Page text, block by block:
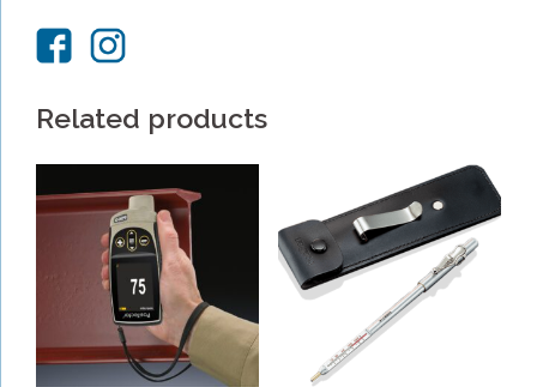
Related products